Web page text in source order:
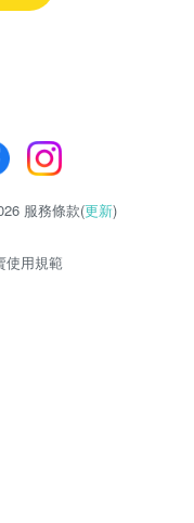
服務條款(更新)
使用規範